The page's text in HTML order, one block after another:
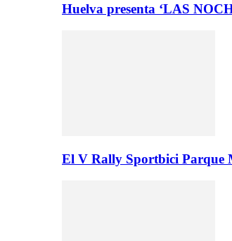
Huelva presenta ‘LAS
El V Rally Sportbici Parque